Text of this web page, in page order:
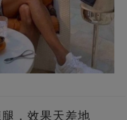
，效果天差地